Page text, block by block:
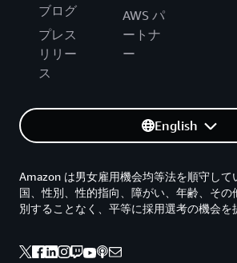
ブログ
プレス
リリー
ス
AWS パ
ートナ
ー
English
Amazon は男女雇用機会均等法を順守して
国、性別、性的指向、障がい、年齢、その
別することなく、平等に採用選考の機会を